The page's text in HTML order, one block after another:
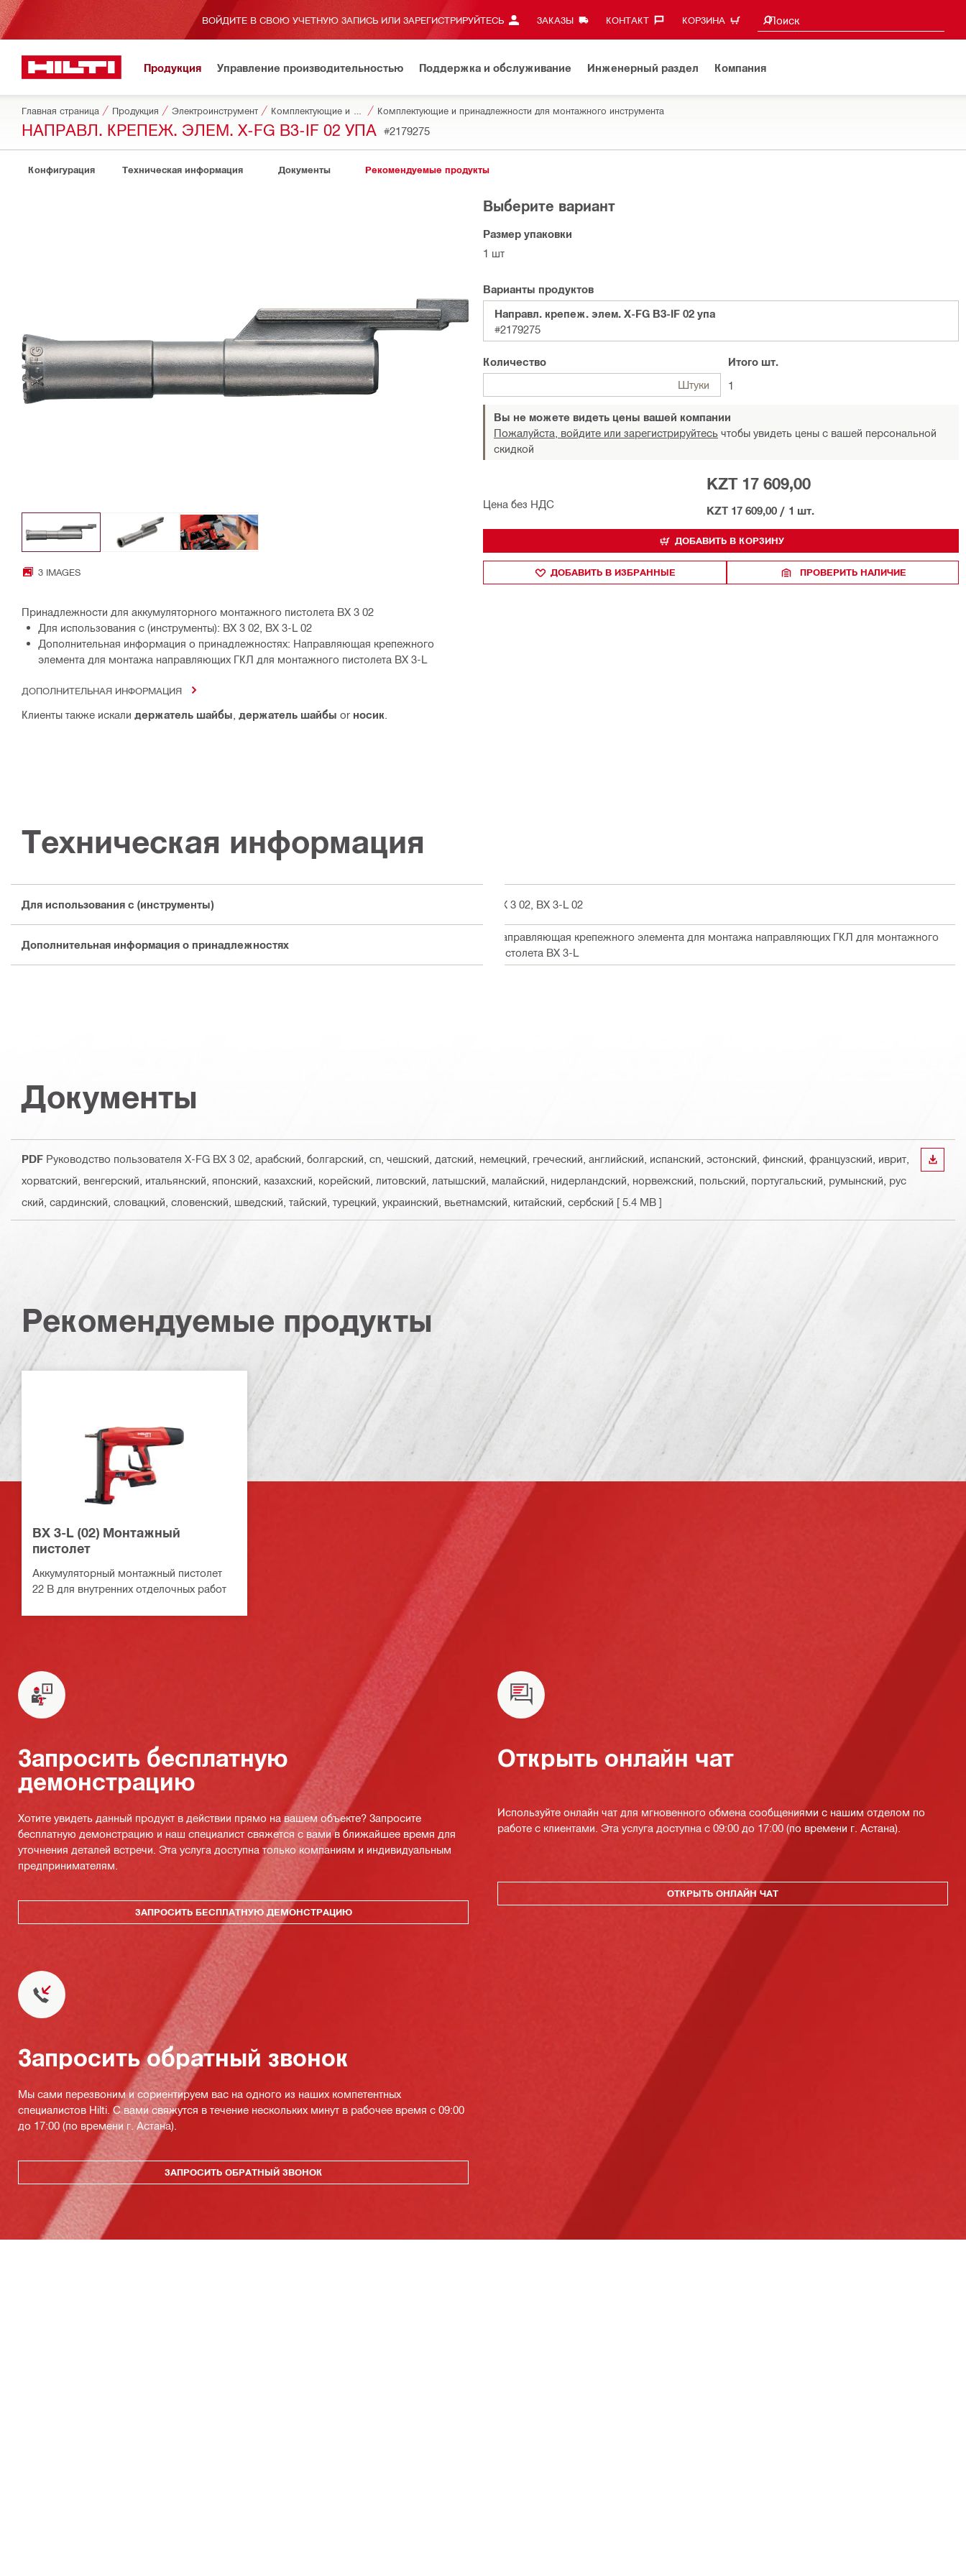
ВОЙДИТЕ В СВОЮ УЧЕТНУЮ ЗАПИСЬ ИЛИ ЗАРЕГИСТРИРУЙТЕСЬ ЗАКАЗЫ КОНТАКТ‎ КОРЗИНА Поиск
Поиск предложений
Продукция Управление производительностью Поддержка и обслуживание Инженерный раздел Компания
Главная страница Продукция Электроинструмент Комплектующие и принадлежности для монтажного инструмента
НАПРАВЛ. КРЕПЕЖ. ЭЛЕМ. X-FG B3-IF 02 УПА #2179275
Конфигурация Техническая информация Документы Рекомендуемые продукты
3 IMAGES
Принадлежности для аккумуляторного монтажного пистолета BX 3 02
Для использования с (инструменты): BX 3 02, BX 3-L 02
Дополнительная информация о принадлежностях: Направляющая крепежного
элемента для монтажа направляющих ГКЛ для монтажного пистолета BX 3-L
ДОПОЛНИТЕЛЬНАЯ ИНФОРМАЦИЯ
Клиенты также искали держатель шайбы держатель шайбы or носик
Выберите вариант
Размер упаковки
1 шт
Варианты продуктов
Направл. крепеж. элем. X-FG B3-IF 02 упа
#2179275
Количество
Штуки
Итого шт.
1
Вы не можете видеть цены вашей компании
Пожалуйста, войдите или зарегистрируйтесь чтобы увидеть цены с вашей персональной
скидкой
Цена без НДС
KZT 17 609,00
KZT 17 609,00 / 1 шт.
ДОБАВИТЬ В КОРЗИНУ
ДОБАВИТЬ В ИЗБРАННЫЕ ПРОВЕРИТЬ НАЛИЧИЕ
Техническая информация
Для использования с (инструменты) BX 3 02, BX 3-L 02
Дополнительная информация о принадлежностях
Направляющая крепежного элемента для монтажа направляющих ГКЛ для монтажного
пистолета BX 3-L
Документы
PDF Руководство пользователя X-FG BX 3 02 , арабский, болгарский, cn, чешский, датский, немецкий, греческий, английский, испанский, эстонский, финский, французский, иврит,
хорватский, венгерский, итальянский, японский, казахский, корейский, литовский, латышский, малайский, нидерландский, норвежский, польский, португальский, румынский, рус
ский, сардинский, словацкий, словенский, шведский, тайский, турецкий, украинский, вьетнамский, китайский, сербский [ 5.4 MB ]
Рекомендуемые продукты
BX 3-L (02) Монтажный
пистолет
Аккумуляторный монтажный пистолет
22 В для внутренних отделочных работ
Запросить бесплатную
демонстрацию
Хотите увидеть данный продукт в действии прямо на вашем объекте? Запросите
бесплатную демонстрацию и наш специалист свяжется с вами в ближайшее время для
уточнения деталей встречи. Эта услуга доступна только компаниям и индивидуальным
предпринимателям.
ЗАПРОСИТЬ БЕСПЛАТНУЮ ДЕМОНСТРАЦИЮ
Открыть онлайн чат
Используйте онлайн чат для мгновенного обмена сообщениями с нашим отделом по
работе с клиентами. Эта услуга доступна с 09:00 до 17:00 (по времени г. Астана).
ОТКРЫТЬ ОНЛАЙН ЧАТ
Запросить обратный звонок
Мы сами перезвоним и сориентируем вас на одного из наших компетентных
специалистов Hilti. С вами свяжутся в течение нескольких минут в рабочее время с 09:00
до 17:00 (по времени г. Астана).
ЗАПРОСИТЬ ОБРАТНЫЙ ЗВОНОК